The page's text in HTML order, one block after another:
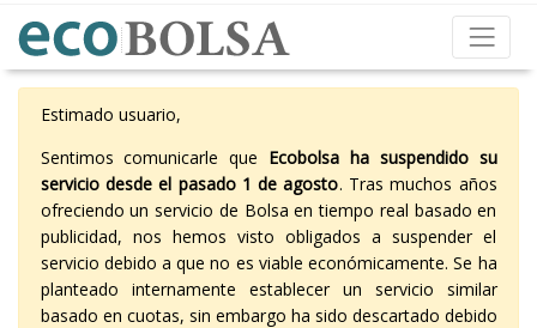
Estimado usuario,
Sentimos comunicarle que Ecobolsa ha suspendido su
servicio desde el pasado 1 de agosto. Tras muchos años
ofreciendo un servicio de Bolsa en tiempo real basado en
publicidad, nos hemos visto obligados a suspender el
servicio debido a que no es viable económicamente. Se ha
planteado internamente establecer un servicio similar
basado en cuotas, sin embargo ha sido descartado debido